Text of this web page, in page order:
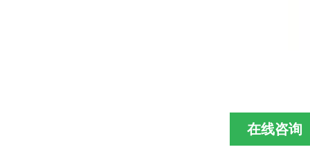
在线咨询